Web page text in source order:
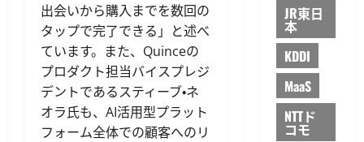
出会いから購入までを数回の
タップで完了できる」と述べ
ています。また、Quinceの
プロダクト担当バイスプレジ
デントであるスティーブ・ネ
オラ氏も、AI活用型プラット
フォーム全体での顧客へのリ
JR東日
本
KDDI
MaaS
NTTド
コモ